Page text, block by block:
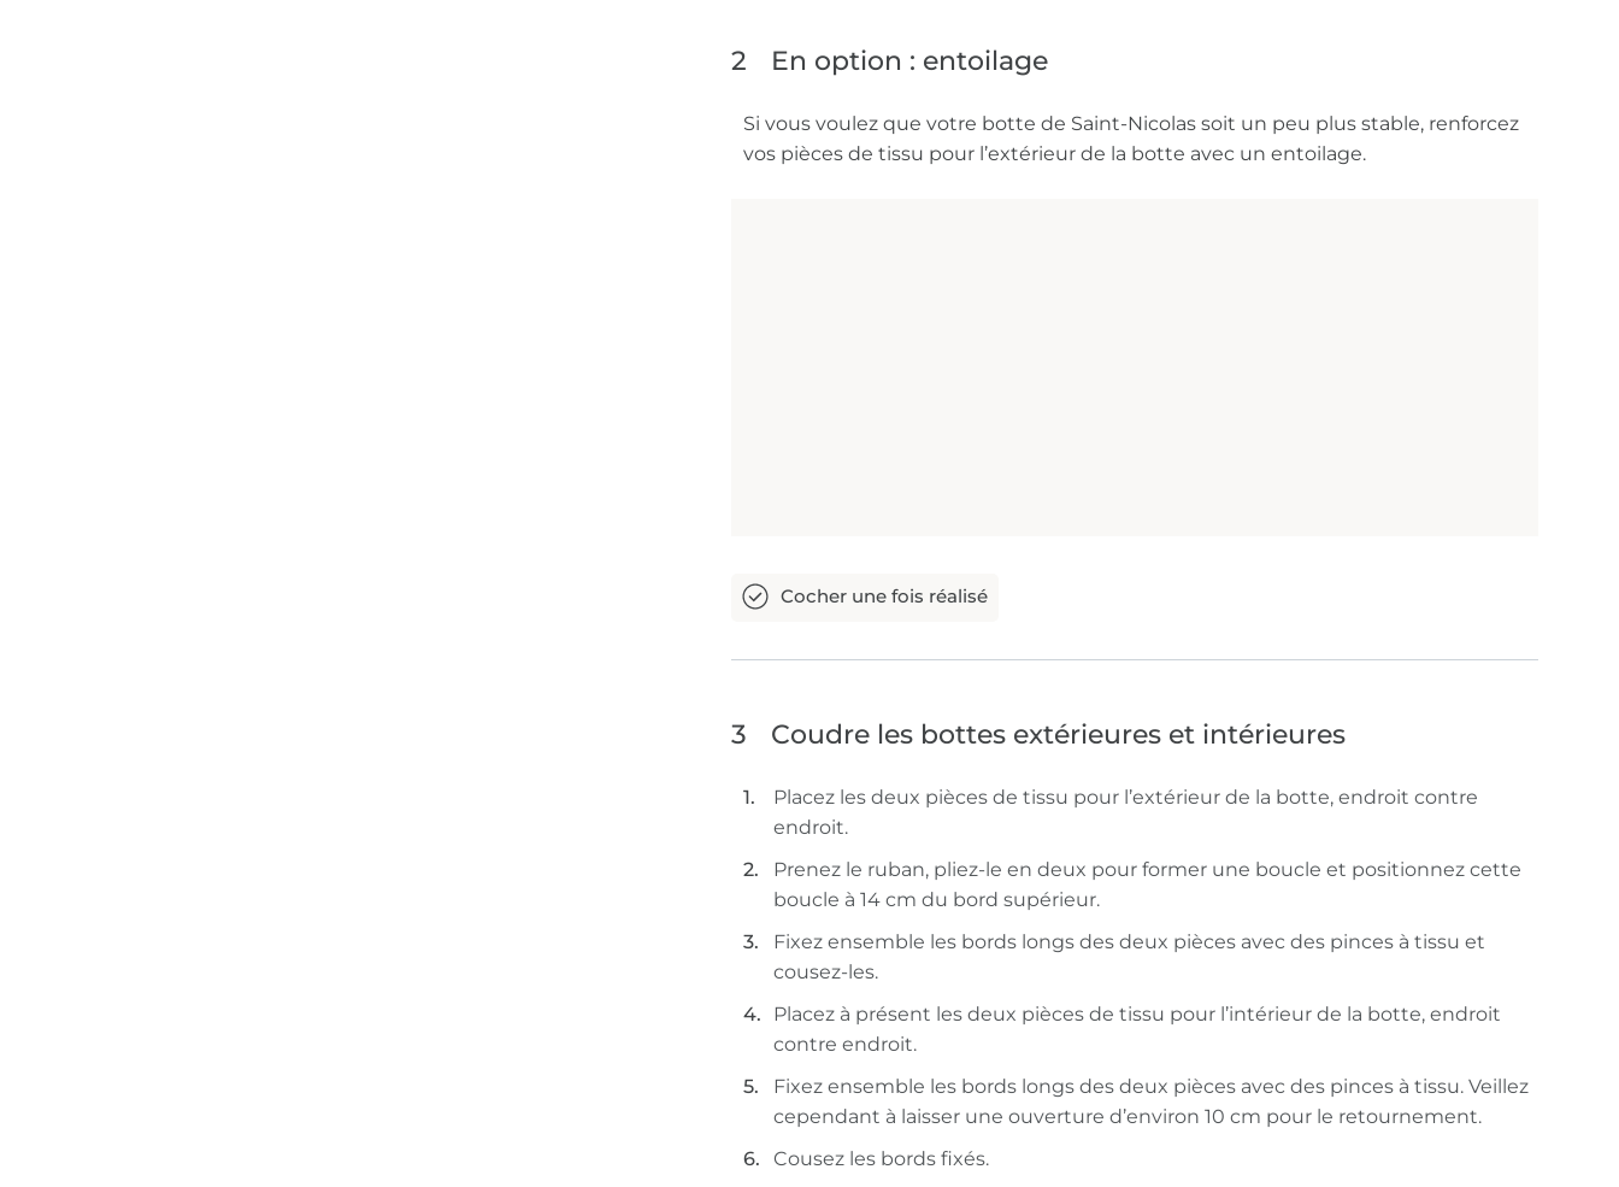
2 En option : entoilage
Si vous voulez que votre botte de Saint-Nicolas soit un peu plus stable, renforcez
vos pièces de tissu pour l’extérieur de la botte avec un entoilage.
3 Coudre les bottes extérieures et intérieures
Placez les deux pièces de tissu pour l’extérieur de la botte, endroit contre
endroit.
Prenez le ruban, pliez-le en deux pour former une boucle et positionnez cette
boucle à 14 cm du bord supérieur.
Fixez ensemble les bords longs des deux pièces avec des pinces à tissu et
cousez-les.
Placez à présent les deux pièces de tissu pour l’intérieur de la botte, endroit
contre endroit.
Fixez ensemble les bords longs des deux pièces avec des pinces à tissu. Veillez
cependant à laisser une ouverture d’environ 10 cm pour le retournement.
Cousez les bords fixés.